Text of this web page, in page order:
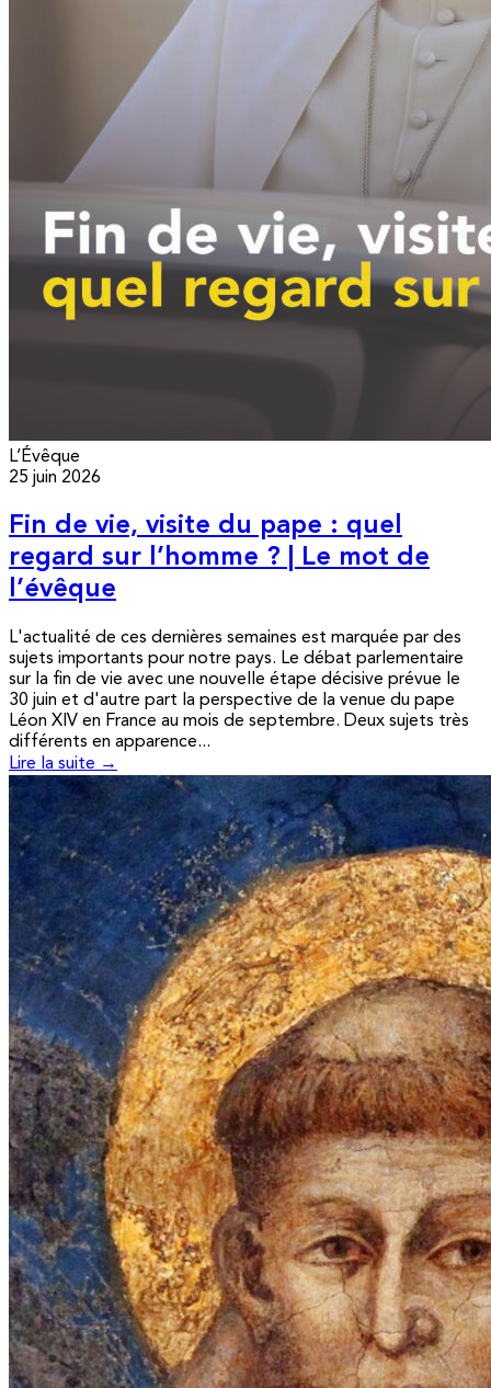
L’Évêque
25 juin 2026
Fin de vie, visite du pape : quel
regard sur l’homme ? | Le mot de
l’évêque
L'actualité de ces dernières semaines est marquée par des
sujets importants pour notre pays. Le débat parlementaire
sur la fin de vie avec une nouvelle étape décisive prévue le
30 juin et d'autre part la perspective de la venue du pape
Léon XIV en France au mois de septembre. Deux sujets très
différents en apparence...
Lire la suite →